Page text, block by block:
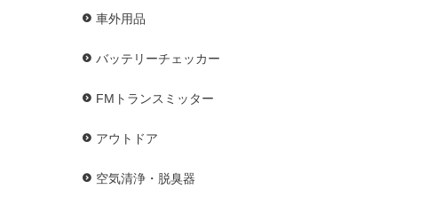
車外用品
バッテリーチェッカー
FMトランスミッター
アウトドア
空気清浄・脱臭器